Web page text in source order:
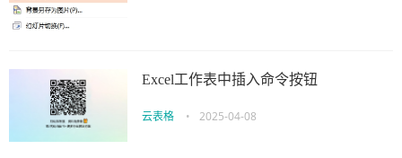
Excel工作表中插入命令按钮
云表格 • 2025-04-08